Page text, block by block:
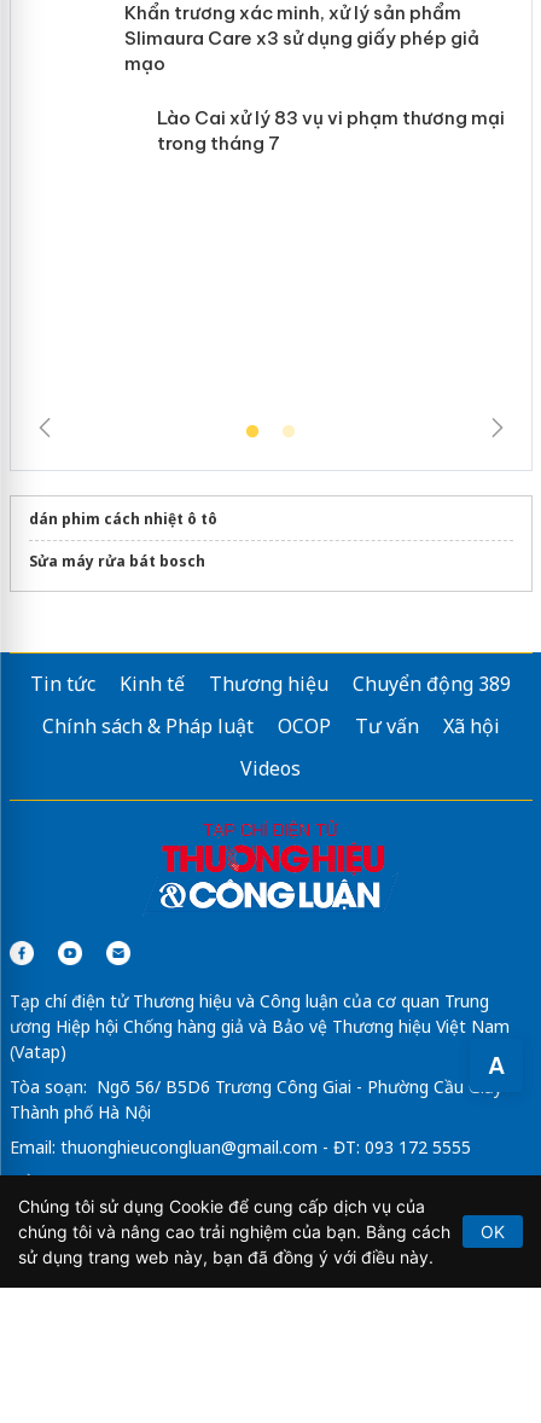
A
Slimaura Care x3 sử dụng giấy phép giả
mạo
dán phim cách nhiệt ô tô
Sửa máy rửa bát bosch
Tin tức Kinh tế Thương hiệu
Chuyển động 389
Chính sách & Pháp luật
OCOP Tư vấn
Xã hội
Videos
Tạp chí điện tử Thương hiệu và Công luận của cơ quan Trung
ương Hiệp hội Chống hàng giả và Bảo vệ Thương hiệu Việt Nam
(Vatap)
Tòa soạn: Ngõ 56/ B5D6 Trương Công Giai - Phường Cầu Giấy -
Thành phố Hà Nội
Email: thuonghieucongluan@gmail.com - ĐT: 093 172 5555
Tổng Biên Tập: Vũ Đức Thuận
Giấy phép hoạt động báo chí điện tử số 64/GP-BTTTT do Bộ
Thông tin và Truyền thông cấp ngày 21/2/2020.
Chúng tôi sử dụng Cookie để cung cấp dịch vụ của
chúng tôi và nâng cao trải nghiệm của bạn. Bằng cách
sử dụng trang web này, bạn đã đồng ý với điều này.
OK